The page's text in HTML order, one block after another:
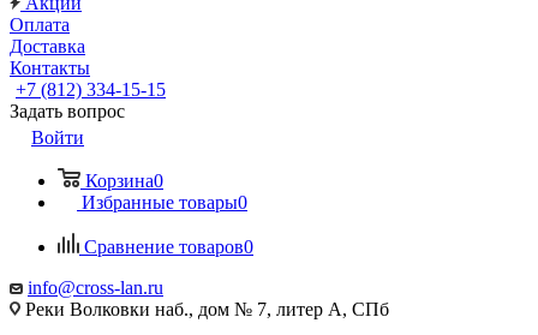
Оплата
Доставка
Контакты
+7 (812) 334-15-15
Задать вопрос
Войти
Корзина0
Избранные товары0
Сравнение товаров0
info@cross-lan.ru
Реки Волковки наб., дом № 7, литер А, СПб